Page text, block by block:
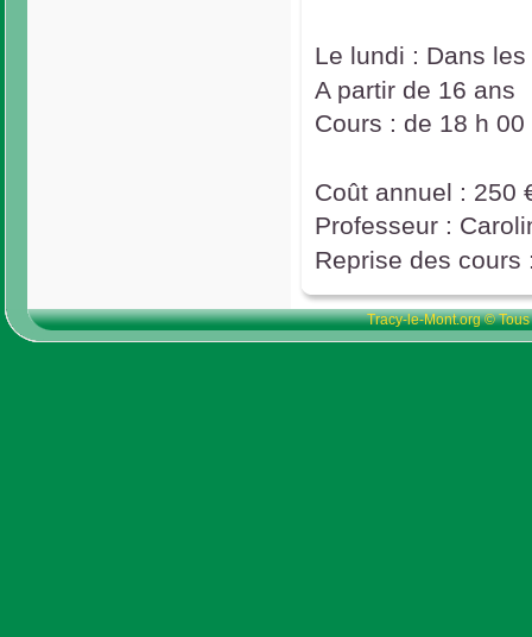
Le lundi : Dans
A partir de 16 ans
Cours : de 18 h
Coût annuel : 250
Professeur :
Reprise des
Tracy-le-Mont.org ©